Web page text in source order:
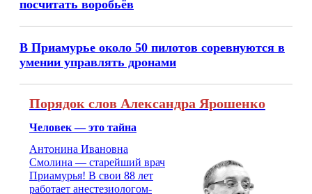
посчитать воробьёв
В Приамурье около 50 пилотов соревнуются в
умении управлять дронами
Порядок слов Александра Ярошенко
Человек — это тайна
Антонина Ивановна
Смолина — старейший врач
Приамурья! В свои 88 лет
работает анестезиологом-